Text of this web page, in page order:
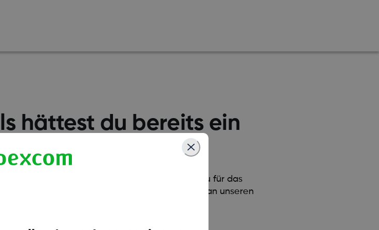
hättest du bereits ein
Konto.
bitte per E-Mail an uns, um festzustellen, ob du für das
oder wende dich an unseren